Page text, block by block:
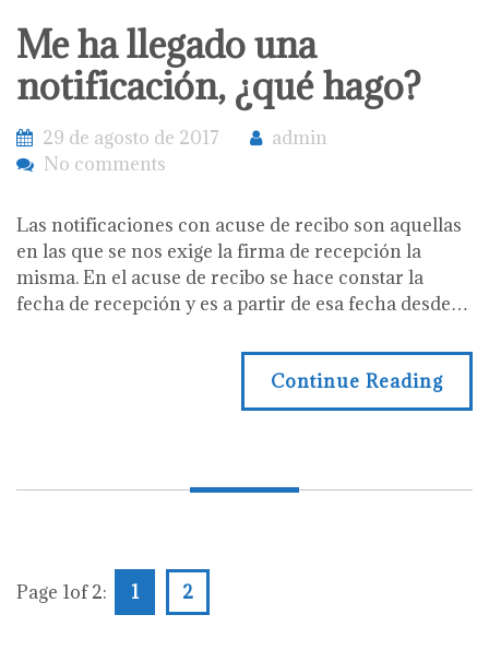
Me ha llegado una
notificación, ¿qué hago?
29 de agosto de 2017
admin
No comments
Las notificaciones con acuse de recibo son aquellas
en las que se nos exige la firma de recepción la
misma. En el acuse de recibo se hace constar la
fecha de recepción y es a partir de esa fecha desde…
Continue Reading
Page 1of 2: 1 2